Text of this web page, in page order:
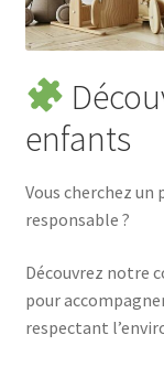
enfants
Vous cherchez
responsable ?
Découvrez notre
pour
respectant